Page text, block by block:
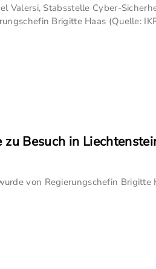
Valersi, Stabsstelle Cyber-
Brigitte Haas (Quelle:
Besuch in
von Regierungschefin